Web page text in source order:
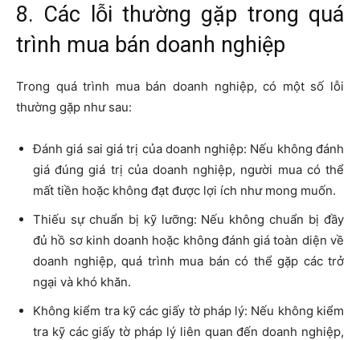
8. Các lỗi thường gặp trong quá
trình mua bán doanh nghiệp
Trong quá trình mua bán doanh nghiệp, có một số lỗi
thường gặp như sau:
Đánh giá sai giá trị của doanh nghiệp: Nếu không đánh
giá đúng giá trị của doanh nghiệp, người mua có thể
mất tiền hoặc không đạt được lợi ích như mong muốn.
Thiếu sự chuẩn bị kỹ lưỡng: Nếu không chuẩn bị đầy
đủ hồ sơ kinh doanh hoặc không đánh giá toàn diện về
doanh nghiệp, quá trình mua bán có thể gặp các trở
ngại và khó khăn.
Không kiểm tra kỹ các giấy tờ pháp lý: Nếu không kiểm
tra kỹ các giấy tờ pháp lý liên quan đến doanh nghiệp,